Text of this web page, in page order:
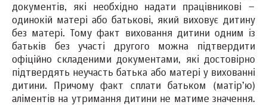
документів, які необхідно надати працівникові –
одинокій матері або батькові, який виховує дитину
без матері. Тому факт виховання дитини одним із
батьків без участі другого можна підтвердити
офіційно складеними документами, які достовірно
підтвердять неучасть батька або матері у вихованні
дитини. Причому факт сплати батьком (матір’ю)
аліментів на утримання дитини не матиме значення.